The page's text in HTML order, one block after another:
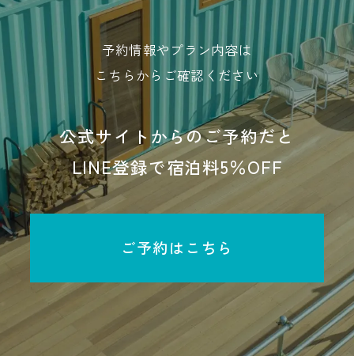
予約情報やプラン内容は
こちらからご確認ください
公式サイトからのご予約だと
LINE登録で宿泊料5％OFF
ご予約はこちら